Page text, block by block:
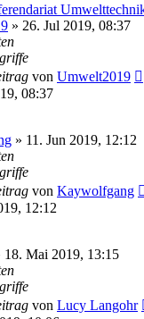
» 26. Jul 2019, 08:37
von Umwelt2019
08:37
» 11. Jun 2019, 12:12
von Kaywolfgang
12:12
18. Mai 2019, 13:15
von Lucy Langohr